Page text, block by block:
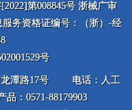
第008845号 浙械广审
务资格证编号：（浙）-经
号
潭路17号
电话：人工
品：0571-88179903